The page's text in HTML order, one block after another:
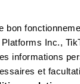
bon
Inc.,
informations
et